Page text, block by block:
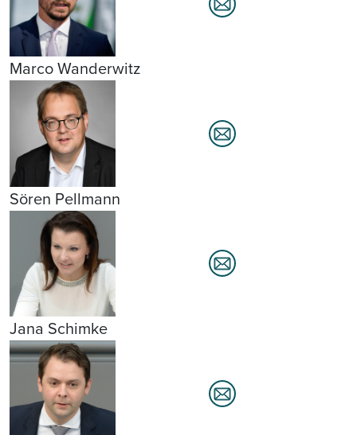
Marco Wanderwitz
Sören Pellmann
Jana Schimke